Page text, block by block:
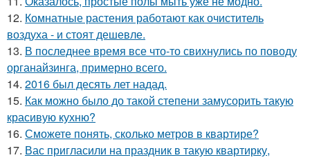
12. Комнатные растения работают как очиститель
воздуха - и стоят дешевле.
13. В последнее время все что-то свихнулись по поводу
органайзинга, примерно всего.
14. 2016 был десять лет надад.
15. Как можно было до такой степени замусорить такую
красивую кухню?
16. Сможете понять, сколько метров в квартире?
17. Вас пригласили на праздник в такую квартирку,